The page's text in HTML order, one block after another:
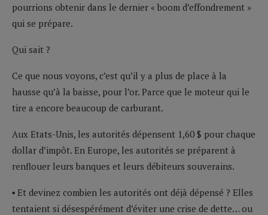
pourrions obtenir dans le dernier « boom d’effondrement »
qui se prépare.
Qui sait ?
Ce que nous voyons, c’est qu’il y a plus de place à la
hausse qu’à la baisse, pour l’or. Parce que le moteur qui le
tire a encore beaucoup de carburant.
Aux Etats-Unis, les autorités dépensent 1,60 $ pour chaque
dollar d’impôt. En Europe, les autorités se préparent à
renflouer leurs banques et leurs débiteurs souverains.
▪ Et devinez combien les autorités ont déjà dépensé ? Elles
tentaient si désespérément d’éviter une crise de dette… ou